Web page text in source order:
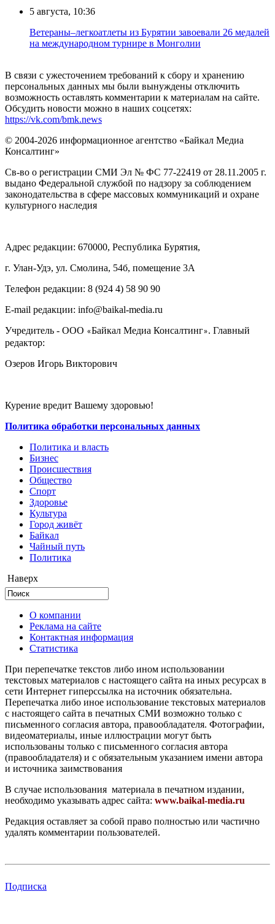
5 августа, 10:36
Ветераны–легкоатлеты из Бурятии завоевали 26 медалей
на международном турнире в Монголии
В связи с ужесточением требований к сбору и хранению
персональных данных мы были вынуждены отключить
возможность оставлять комментарии к материалам на сайте.
Обсудить новости можно в наших соцсетях:
https://vk.com/bmk.news
© 2004-2026 информационное агентство «Байкал Медиа
Консалтинг»
Св-во о регистрации СМИ Эл № ФС 77-22419 от 28.11.2005 г.
выдано Федеральной службой по надзору за соблюдением
законодательства в сфере массовых коммуникаций и охране
культурного наследия
Адрес редакции: 670000, Республика Бурятия,
г. Улан-Удэ, ул. Смолина, 54б, помещение 3А
Телефон редакции: ‎‎8 (924 4) 58 90 90
E-mail редакции: info@baikal-media.ru
Учредитель - ООО «Байкал Медиа Консалтинг». Главный
редактор:
Озеров Игорь Викторович
Курение вредит Вашему здоровью!
Политика обработки персональных данных
Политика и власть
Бизнес
Происшествия
Общество
Cпорт
Здоровье
Культура
Город живёт
Байкал
Чайный путь
Политика
Наверх
О компании
Реклама на сайте
Контактная информация
Статистика
При перепечатке текстов либо ином использовании
текстовых материалов с настоящего сайта на иных ресурсах в
сети Интернет гиперссылка на источник обязательна.
Перепечатка либо иное использование текстовых материалов
с настоящего сайта в печатных СМИ возможно только с
письменного согласия автора, правообладателя. Фотографии,
видеоматериалы, иные иллюстрации могут быть
использованы только с письменного согласия автора
(правообладателя) и с обязательным указанием имени автора
и источника заимствования
В случае использования материала в печатном издании,
необходимо указывать адрес сайта: www.baikal-media.ru
Редакция оставляет за собой право полностью или частично
удалять комментарии пользователей.
Подписка